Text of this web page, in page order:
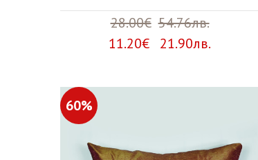
28.00€ 54.76лв.
11.20€ 21.90лв.
60%